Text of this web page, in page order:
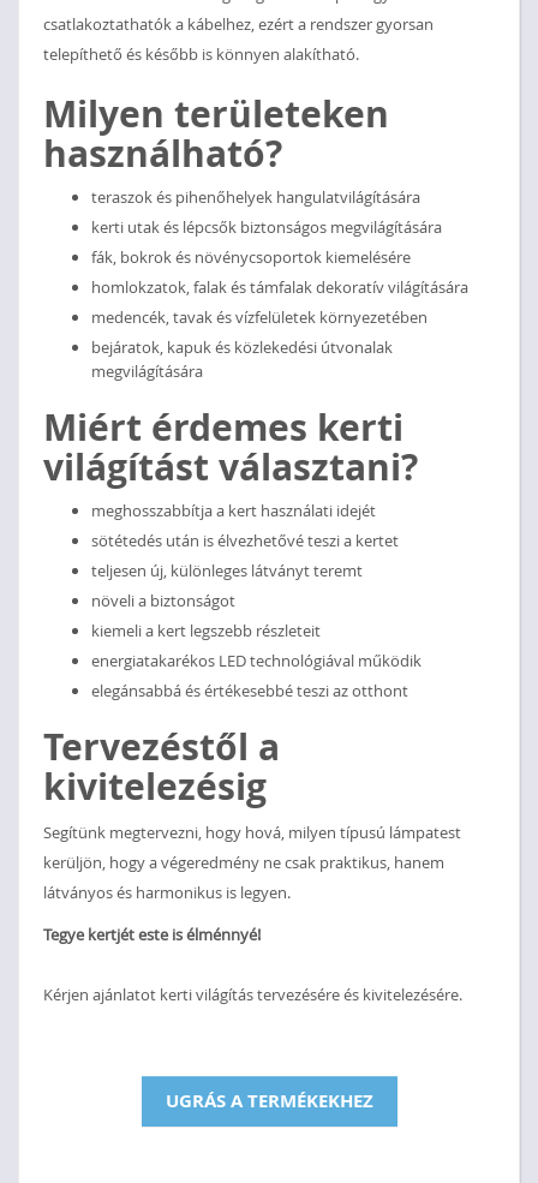
csatlakoztathatók a kábelhez, ezért a rendszer gyorsan
telepíthető és később is könnyen alakítható.
Milyen területeken
használható?
teraszok és pihenőhelyek hangulatvilágítására
kerti utak és lépcsők biztonságos megvilágítására
fák, bokrok és növénycsoportok kiemelésére
homlokzatok, falak és támfalak dekoratív világítására
medencék, tavak és vízfelületek környezetében
bejáratok, kapuk és közlekedési útvonalak
megvilágítására
Miért érdemes kerti
világítást választani?
meghosszabbítja a kert használati idejét
sötétedés után is élvezhetővé teszi a kertet
teljesen új, különleges látványt teremt
növeli a biztonságot
kiemeli a kert legszebb részleteit
energiatakarékos LED technológiával működik
elegánsabbá és értékesebbé teszi az otthont
Tervezéstől a
kivitelezésig
Segítünk megtervezni, hogy hová, milyen típusú lámpatest
kerüljön, hogy a végeredmény ne csak praktikus, hanem
látványos és harmonikus is legyen.
Tegye kertjét este is élménnyé!
Kérjen ajánlatot kerti világítás tervezésére és kivitelezésére.
UGRÁS A TERMÉKEKHEZ